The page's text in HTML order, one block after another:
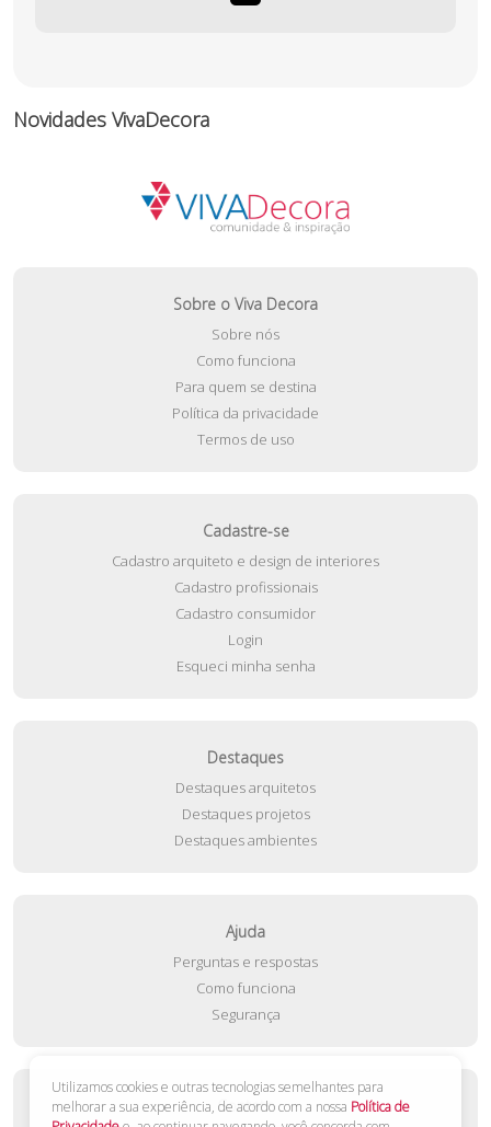
Novidades VivaDecora
Sobre o Viva Decora
Sobre nós
Como funciona
Para quem se destina
Política da privacidade
Termos de uso
Cadastre-se
Cadastro arquiteto e design de interiores
Cadastro profissionais
Cadastro consumidor
Login
Esqueci minha senha
Destaques
Destaques arquitetos
Destaques projetos
Destaques ambientes
Ajuda
Perguntas e respostas
Como funciona
Segurança
Contato
Utilizamos cookies e outras tecnologias semelhantes para
melhorar a sua experiência, de acordo com a nossa Política de